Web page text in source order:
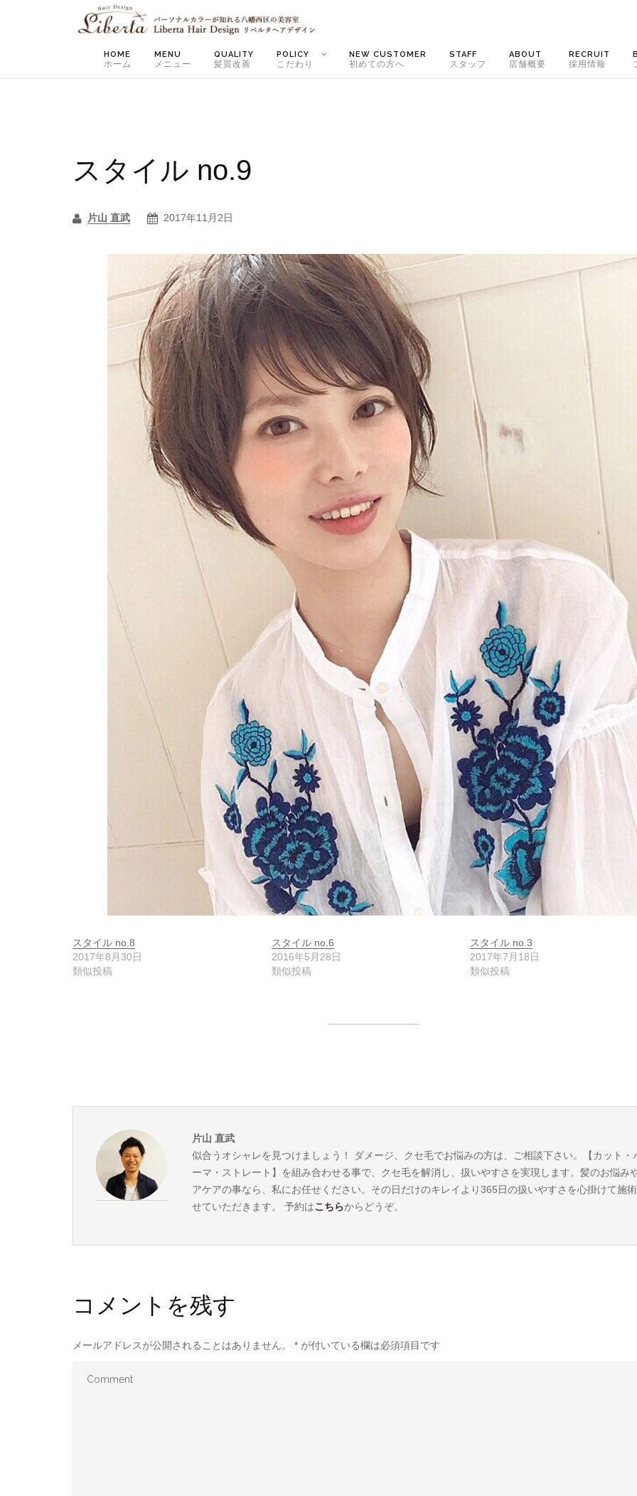
HOME
ホーム
MENU
メニュー
QUALITY
髪質改善
POLICY
こだわり
NEW CUSTOMER
初めての方へ
STAFF
スタッフ
ABOUT
店舗概要
RECRUIT
採用情報
スタイル no.9
片山 直武 2017年11月2日
スタイル no.8
2017年8月30日
類似投稿
スタイル no.6
2016年5月28日
類似投稿
スタイル no.3
2017年7月18日
類似投稿
片山 直武
似合うオシャレを見つけましょう！ ダメージ、クセ毛でお悩みの方は、ご相談下さい。【カット・
ーマ・ストレート】を組み合わせる事で、クセ毛を解消し、扱いやすさを実現します。髪のお悩み
アケアの事なら、私にお任せください。その日だけのキレイより365日の扱いやすさを心掛けて施術
せていただきます。 予約はこちらからどうぞ。
コメントを残す
メールアドレスが公開されることはありません。 * が付いている欄は必須項目です